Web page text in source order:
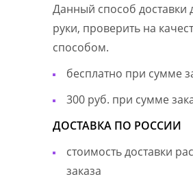
Данный способ доставки
руки, проверить на
способом.
бесплатно при сумме
300 руб. при сумме
ДОСТАВКА ПО РОССИИ
стоимость доставки
заказа